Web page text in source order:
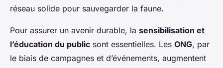
réseau solide pour sauvegarder la faune.
Pour assurer un avenir durable, la sensibilisation et
l’éducation du public sont essentielles. Les ONG, par
le biais de campagnes et d’événements, augmentent